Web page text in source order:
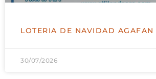
LOTERIA DE NAVIDAD
30/07/2026